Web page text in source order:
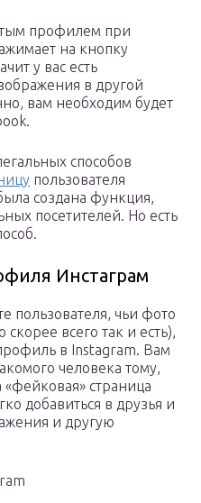
профилем при
на кнопку
у вас есть
в другой
вам необходим будет
способов
пользователя
создана функция,
посетителей. Но есть
Инстаграм
пользователя, чьи фото
всего так и есть),
в Instagram. Вам
человека тому,
страница
добавиться в друзья и
и другую